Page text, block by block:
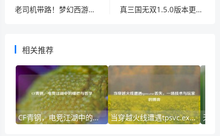
老司机带路！梦幻西游侠士水路攻略，五行石收取是关键
真三国无双1.5.0版本更新：全新内容与游戏体验揭秘
相关推荐
CF青钢，电竞江湖中的锋芒与哲学 当穿越火线遭遇tpsvc.exe丢失，一场技术与玩家的博弈